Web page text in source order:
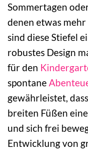
Sommertagen
denen etwas
sind diese Stiefel
robustes Design
für den
spontane
gewährleistet,
breiten Füßen
und sich frei
Entwicklung von